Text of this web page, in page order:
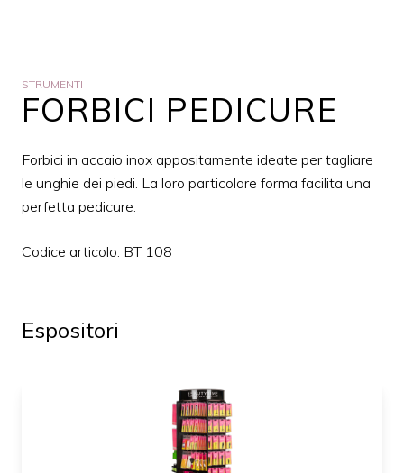
STRUMENTI
FORBICI PEDICURE
Forbici in accaio inox appositamente ideate per tagliare
le unghie dei piedi. La loro particolare forma facilita una
perfetta pedicure.
Codice articolo: BT 108
Espositori